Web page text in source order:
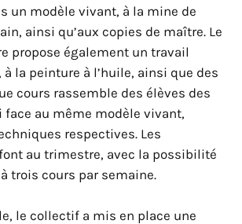
un modèle vivant, à la mine de
ainsi qu’aux copies de maître. Le
propose également un travail
à la peinture à l’huile, ainsi que des
cours rassemble des élèves des
face au même modèle vivant,
respectives. Les
au trimestre, avec la possibilité
trois cours par semaine.
le collectif a mis en place une